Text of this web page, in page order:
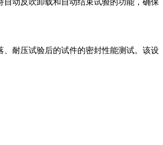
耐压试验后的试件的密封性能测试。该设